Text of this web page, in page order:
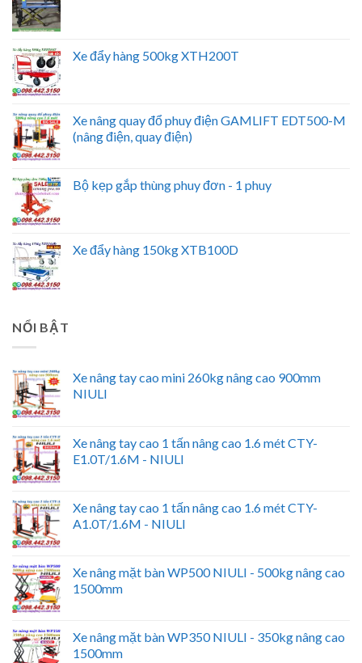
Xe đẩy hàng 500kg XTH200T
Xe nâng quay đổ phuy điện GAMLIFT EDT500-M
(nâng điện, quay điện)
Bộ kẹp gắp thùng phuy đơn - 1 phuy
Xe đẩy hàng 150kg XTB100D
NỔI BẬT
Xe nâng tay cao mini 260kg nâng cao 900mm
NIULI
Xe nâng tay cao 1 tấn nâng cao 1.6 mét CTY-
E1.0T/1.6M - NIULI
Xe nâng tay cao 1 tấn nâng cao 1.6 mét CTY-
A1.0T/1.6M - NIULI
Xe nâng mặt bàn WP500 NIULI - 500kg nâng cao
1500mm
Xe nâng mặt bàn WP350 NIULI - 350kg nâng cao
1500mm